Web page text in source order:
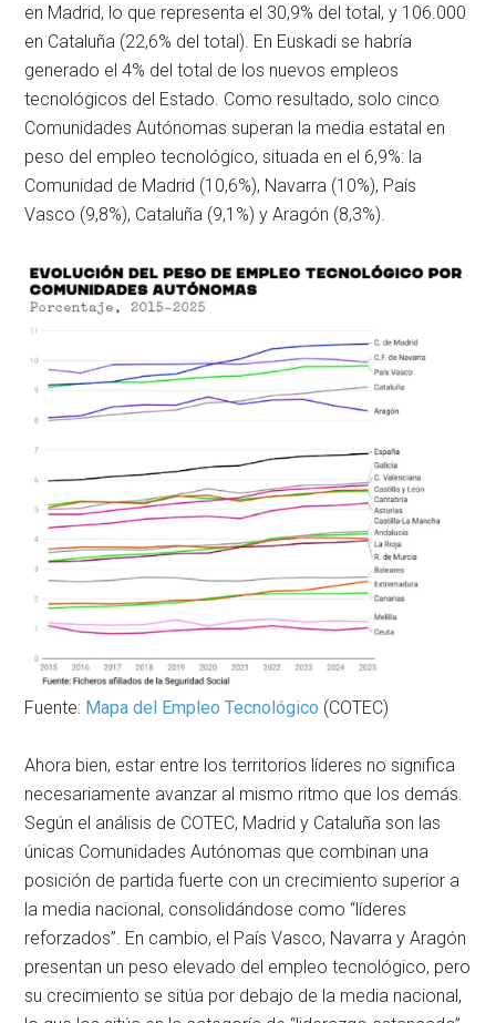
en Madrid, lo que representa el 30,9% del total, y 106.000
en Cataluña (22,6% del total). En Euskadi se habría
generado el 4% del total de los nuevos empleos
tecnológicos del Estado. Como resultado, solo cinco
Comunidades Autónomas superan la media estatal en
peso del empleo tecnológico, situada en el 6,9%: la
Comunidad de Madrid (10,6%), Navarra (10%), País
Vasco (9,8%), Cataluña (9,1%) y Aragón (8,3%).
Fuente: Mapa del Empleo Tecnológico (COTEC)
Ahora bien, estar entre los territorios líderes no significa
necesariamente avanzar al mismo ritmo que los demás.
Según el análisis de COTEC, Madrid y Cataluña son las
únicas Comunidades Autónomas que combinan una
posición de partida fuerte con un crecimiento superior a
la media nacional, consolidándose como “líderes
reforzados”. En cambio, el País Vasco, Navarra y Aragón
presentan un peso elevado del empleo tecnológico, pero
su crecimiento se sitúa por debajo de la media nacional,